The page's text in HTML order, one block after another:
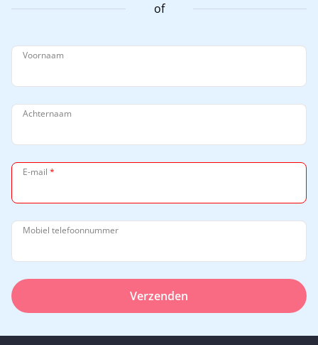
of
Voornaam
Achternaam
E-mail *
Mobiel telefoonnummer
Verzenden